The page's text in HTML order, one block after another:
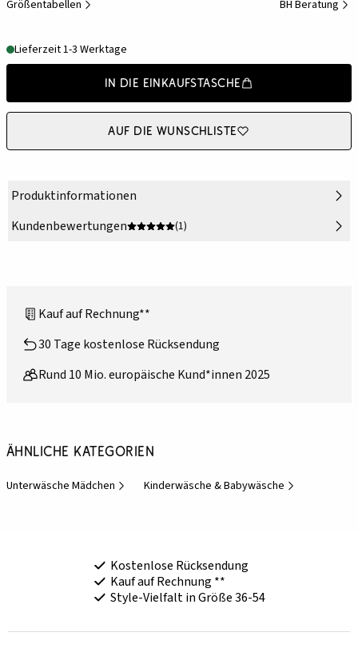
Größentabellen BH Beratung
Lieferzeit 1-3 Werktage
In die Einkaufstasche
Auf die Wunschliste
Produktinformationen
Kundenbewertungen
(1)
Kauf auf Rechnung**
30 Tage kostenlose Rücksendung
Rund 10 Mio. europäische Kund*innen 2025
Ähnliche Kategorien
Unterwäsche Mädchen Kinderwäsche & Babywäsche
Kostenlose Rücksendung
Kauf auf Rechnung **
Style-Vielfalt in Größe 36-54